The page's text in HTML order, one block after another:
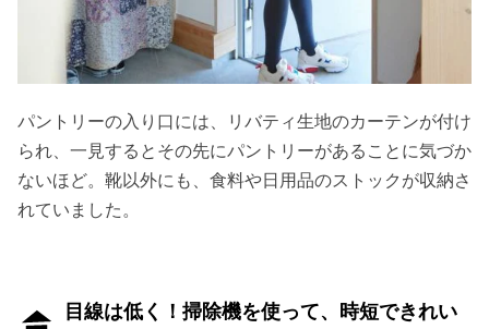
パントリーの入り口には、リバティ生地のカーテンが付け
られ、一見するとその先にパントリーがあることに気づか
ないほど。靴以外にも、食料や日用品のストックが収納さ
れていました。
目線は低く！掃除機を使って、時短できれい